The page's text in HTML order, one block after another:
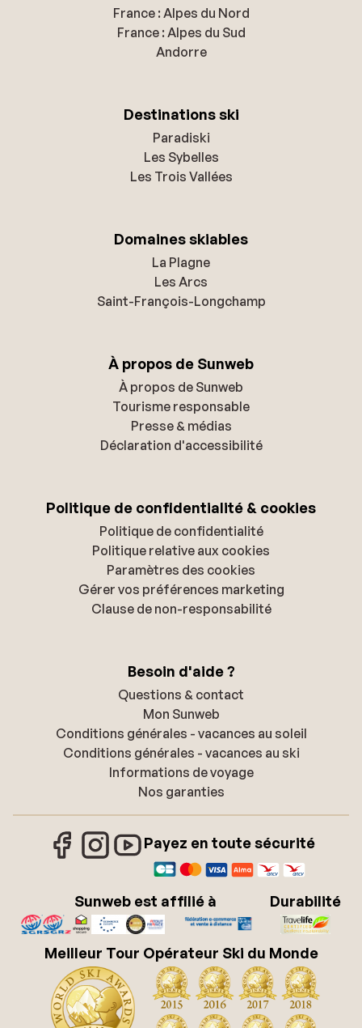
France : Alpes du Nord
France : Alpes du Sud
Andorre
Destinations ski
Paradiski
Les Sybelles
Les Trois Vallées
Domaines skiables
La Plagne
Les Arcs
Saint-François-Longchamp
À propos de Sunweb
À propos de Sunweb
Tourisme responsable
Presse & médias
Déclaration d'accessibilité
Politique de confidentialité & cookies
Politique de confidentialité
Politique relative aux cookies
Paramètres des cookies
Gérer vos préférences marketing
Clause de non-responsabilité
Besoin d'aide ?
Questions & contact
Mon Sunweb
Conditions générales - vacances au soleil
Conditions générales - vacances au ski
Informations de voyage
Nos garanties
Payez en toute sécurité
Sunweb est affilié à Durabilité
Meilleur Tour Opérateur Ski du Monde